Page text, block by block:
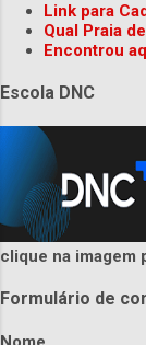
Link para
Qual Praia
Encontrou
Escola DNC
clique na imagem
Formulário de